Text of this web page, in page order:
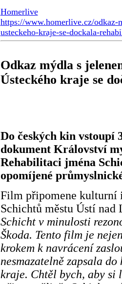
Homerlive
https://www.homerlive.cz/
usteckeho-kraje-se-dockala-
Odkaz mýdla s
Ústeckého kraje se
Do českých kin vstoupí
dokument Království
Rehabilitaci jména
opomíjené
Film připomene kulturní
Schichtů městu Ústí nad
Schicht v minulosti
Škoda. Tento film je
krokem k navrácení
nesmazatelně zapsala
kraje. Chtěl bych, aby si